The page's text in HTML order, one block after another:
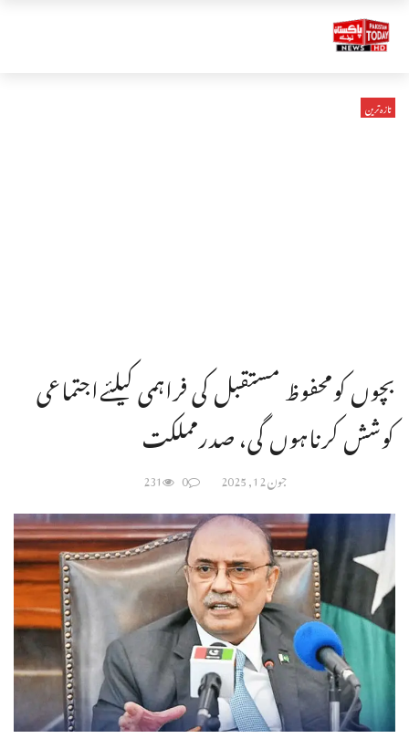
تازہ ترین
بچوں کومحفوظ مستقبل کی فراہمی کیلئےاجتماعی
کوشش کرناہوں گی، صدرمملکت
جون 12, 2025 0
231